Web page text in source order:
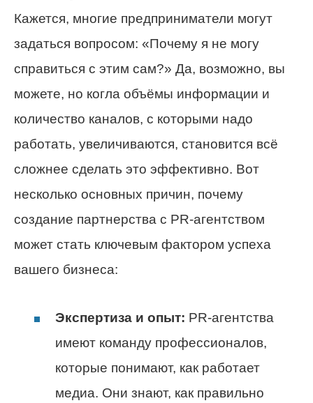
Кажется, многие предприниматели могут
задаться вопросом: «Почему я не могу
справиться с этим сам?» Да, возможно, вы
можете, но когла объёмы информации и
количество каналов, с которыми надо
работать, увеличиваются, становится всё
сложнее сделать это эффективно. Вот
несколько основных причин, почему
создание партнерства с PR-агентством
может стать ключевым фактором успеха
вашего бизнеса:
Экспертиза и опыт: PR-агентства
имеют команду профессионалов,
которые понимают, как работает
медиа. Они знают, как правильно